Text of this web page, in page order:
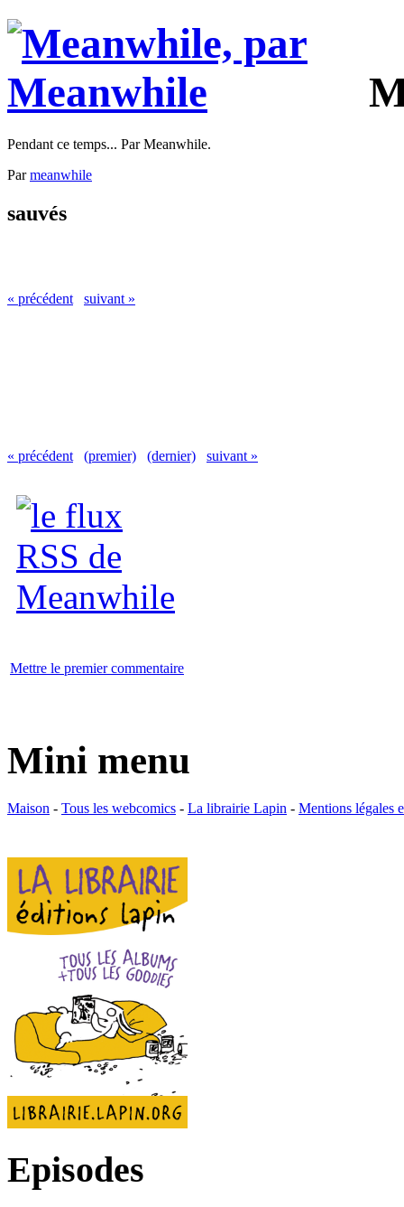
Pendant ce temps... Par Meanwhile.
Parmeanwhile
sauvés
« précédent suivant »
« précédent (premier) (dernier) suivant »
Mettre le premier commentaire
Mini menu
Maison - Tous les webcomics - La librairie Lapin - Mentions légales
Episodes